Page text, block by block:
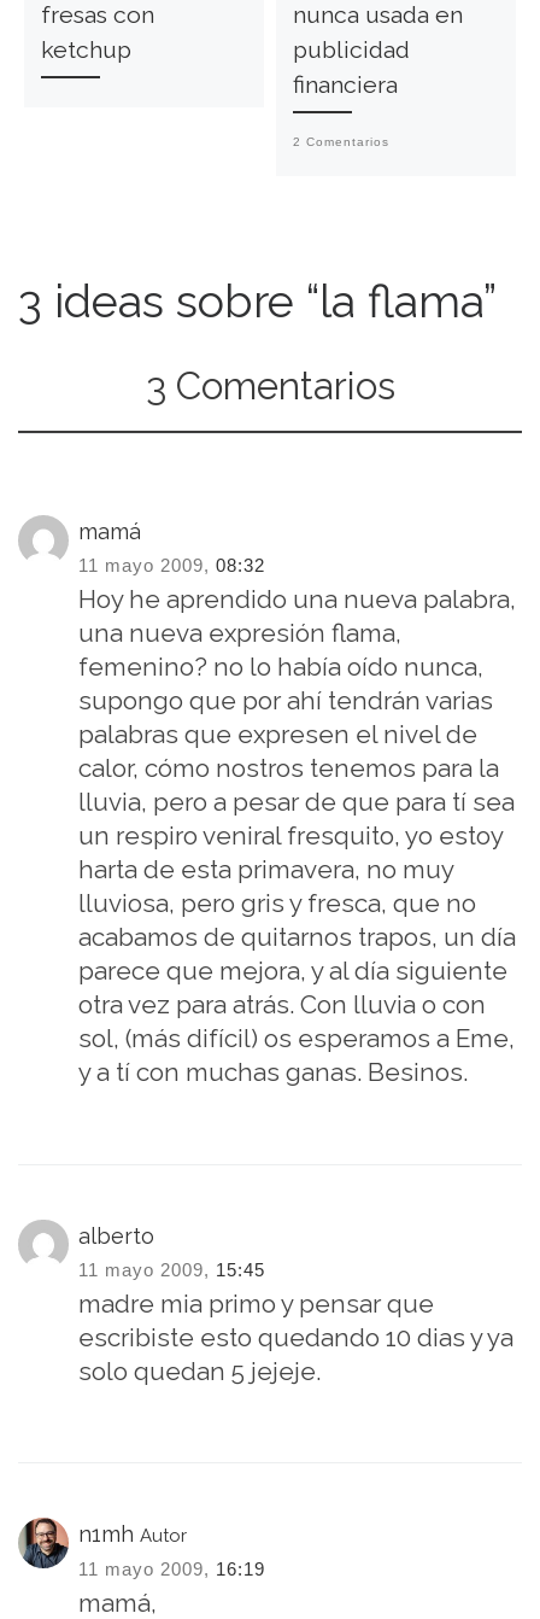
fresas con
ketchup
nunca usada en
publicidad
financiera
2 Comentarios
3 ideas sobre “la flama”
3 Comentarios
mamá
11 mayo 2009, 08:32
Hoy he aprendido una nueva palabra,
una nueva expresión flama,
femenino? no lo había oído nunca,
supongo que por ahí tendrán varias
palabras que expresen el nivel de
calor, cómo nostros tenemos para la
lluvia, pero a pesar de que para tí sea
un respiro veniral fresquito, yo estoy
harta de esta primavera, no muy
lluviosa, pero gris y fresca, que no
acabamos de quitarnos trapos, un día
parece que mejora, y al día siguiente
otra vez para atrás. Con lluvia o con
sol, (más difícil) os esperamos a Eme,
y a tí con muchas ganas. Besinos.
alberto
11 mayo 2009, 15:45
madre mia primo y pensar que
escribiste esto quedando 10 dias y ya
solo quedan 5 jejeje.
n1mh Autor
11 mayo 2009, 16:19
mamá,